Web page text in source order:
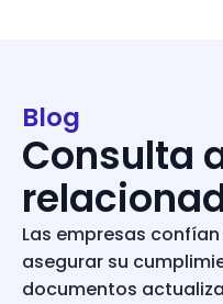
Blog
Consulta
Las empresas
asegurar su
documentos